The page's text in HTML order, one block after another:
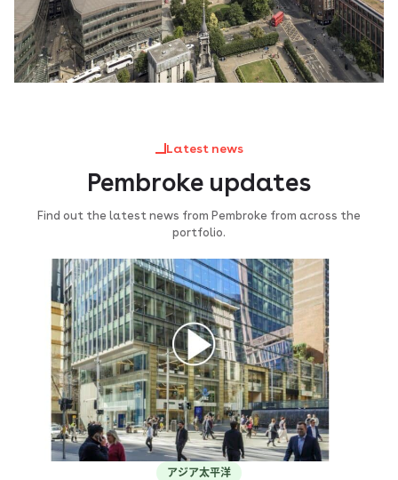
Latest news
Pembroke updates
Find out the latest news from Pembroke from across the
portfolio.
アジア太平洋